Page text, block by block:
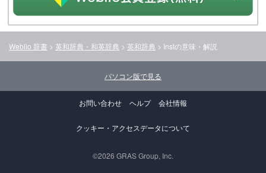
Weblio 辞書 > 英和辞典・和英辞典 > 英和辞典 > Instの意味・解説
パソコン版で見る
お問い合わせ ヘルプ 会社情報
クッキー・アクセスデータについて
©2026 GRAS Group, Inc.